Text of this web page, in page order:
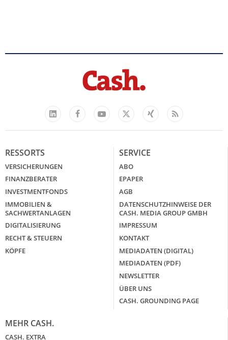
LinkedIn
FacebookYouTube
X
Xing Feed
RESSORTS
VERSICHERUNGEN
FINANZBERATER
INVESTMENTFONDS
IMMOBILIEN &
SACHWERTANLAGEN
DIGITALISIERUNG
RECHT & STEUERN
KÖPFE
SERVICE
ABO
EPAPER
AGB
DATENSCHUTZHINWEISE DER
CASH. MEDIA GROUP GMBH
IMPRESSUM
KONTAKT
MEDIADATEN (DIGITAL)
MEDIADATEN (PDF)
NEWSLETTER
ÜBER UNS
CASH. GROUNDING PAGE
MEHR CASH.
CASH. EXTRA